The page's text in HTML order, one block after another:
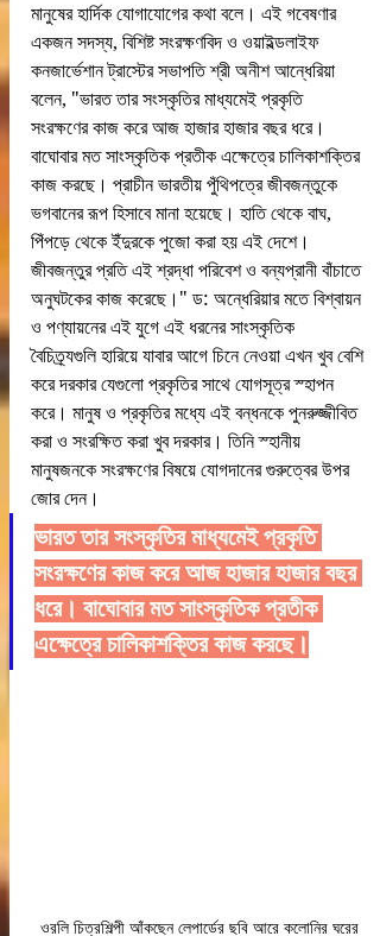
মানুষের হার্দিক যোগাযোগের কথা বলে। এই গবেষণার
একজন সদস্য, বিশিষ্ট সংরক্ষণবিদ ও ওয়াইল্ডলাইফ
কনজার্ভেশান ট্রাস্টের সভাপতি শ্রী অনীশ আন্ধেরিয়া
বলেন, "ভারত তার সংস্কৃতির মাধ্যমেই প্রকৃতি
সংরক্ষণের কাজ করে আজ হাজার হাজার বছর ধরে।
বাঘোবার মত সাংস্কৃতিক প্রতীক এক্ষেত্রে চালিকাশক্তির
কাজ করছে। প্রাচীন ভারতীয় পুঁথিপত্রে জীবজন্তুকে
ভগবানের রূপ হিসাবে মানা হয়েছে। হাতি থেকে বাঘ,
পিঁপড়ে থেকে ইঁদুরকে পুজো করা হয় এই দেশে।
জীবজন্তুর প্রতি এই শ্রদ্ধা পরিবেশ ও বন্যপ্রানী বাঁচাতে
অনুঘটকের কাজ করেছে।" ড: অন্ধেরিয়ার মতে বিশ্বায়ন
ও পণ্যায়নের এই যুগে এই ধরনের সাংস্কৃতিক
বৈচিত্র্যগুলি হারিয়ে যাবার আগে চিনে নেওয়া এখন খুব বেশি
করে দরকার যেগুলো প্রকৃতির সাথে যোগসূত্র স্হাপন
করে। মানুষ ও প্রকৃতির মধ্যে এই বন্ধনকে পুনরুজ্জীবিত
করা ও সংরক্ষিত করা খুব দরকার। তিনি স্হানীয়
মানুষজনকে সংরক্ষণের বিষয়ে যোগদানের গুরুত্বের উপর
জোর দেন।
ভারত তার সংস্কৃতির মাধ্যমেই প্রকৃতি
সংরক্ষণের কাজ করে আজ হাজার হাজার বছর
ধরে। বাঘোবার মত সাংস্কৃতিক প্রতীক
এক্ষেত্রে চালিকাশক্তির কাজ করছে।